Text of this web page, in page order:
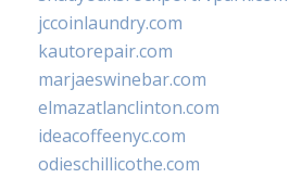
jccoinlaundry.com
kautorepair.com
marjaeswinebar.com
elmazatlanclinton.com
ideacoffeenyc.com
odieschillicothe.com